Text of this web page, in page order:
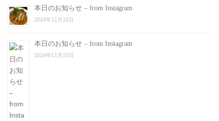
本日のお知らせ – from Instagram
2024年11月15日
本日のお知らせ – from Instagram
2024年11月15日